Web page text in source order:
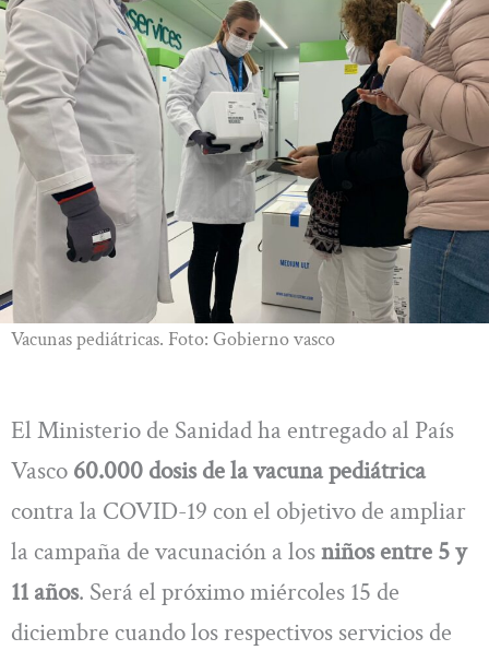
Vacunas pediátricas. Foto: Gobierno vasco
El Ministerio de Sanidad ha entregado al País
Vasco 60.000 dosis de la vacuna pediátrica
contra la COVID-19 con el objetivo de ampliar
la campaña de vacunación a losniños entre 5 y
11 años. Será el próximo miércoles 15 de
diciembre cuando los respectivos servicios de